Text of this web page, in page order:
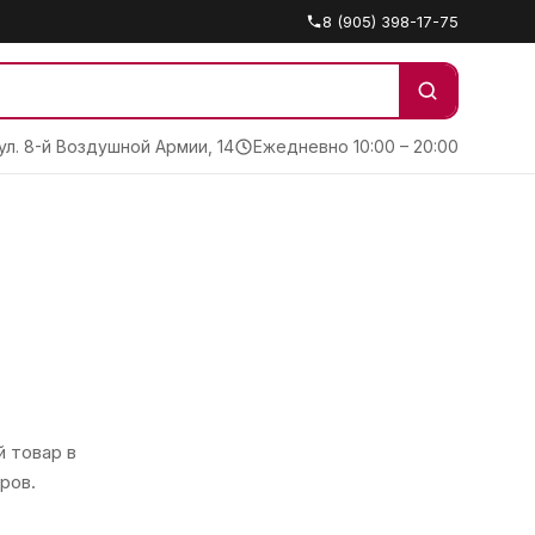
8 (905) 398-17-75
8-й Воздушной Армии, 14 Ежедневно 10:00 – 20:00
товар в